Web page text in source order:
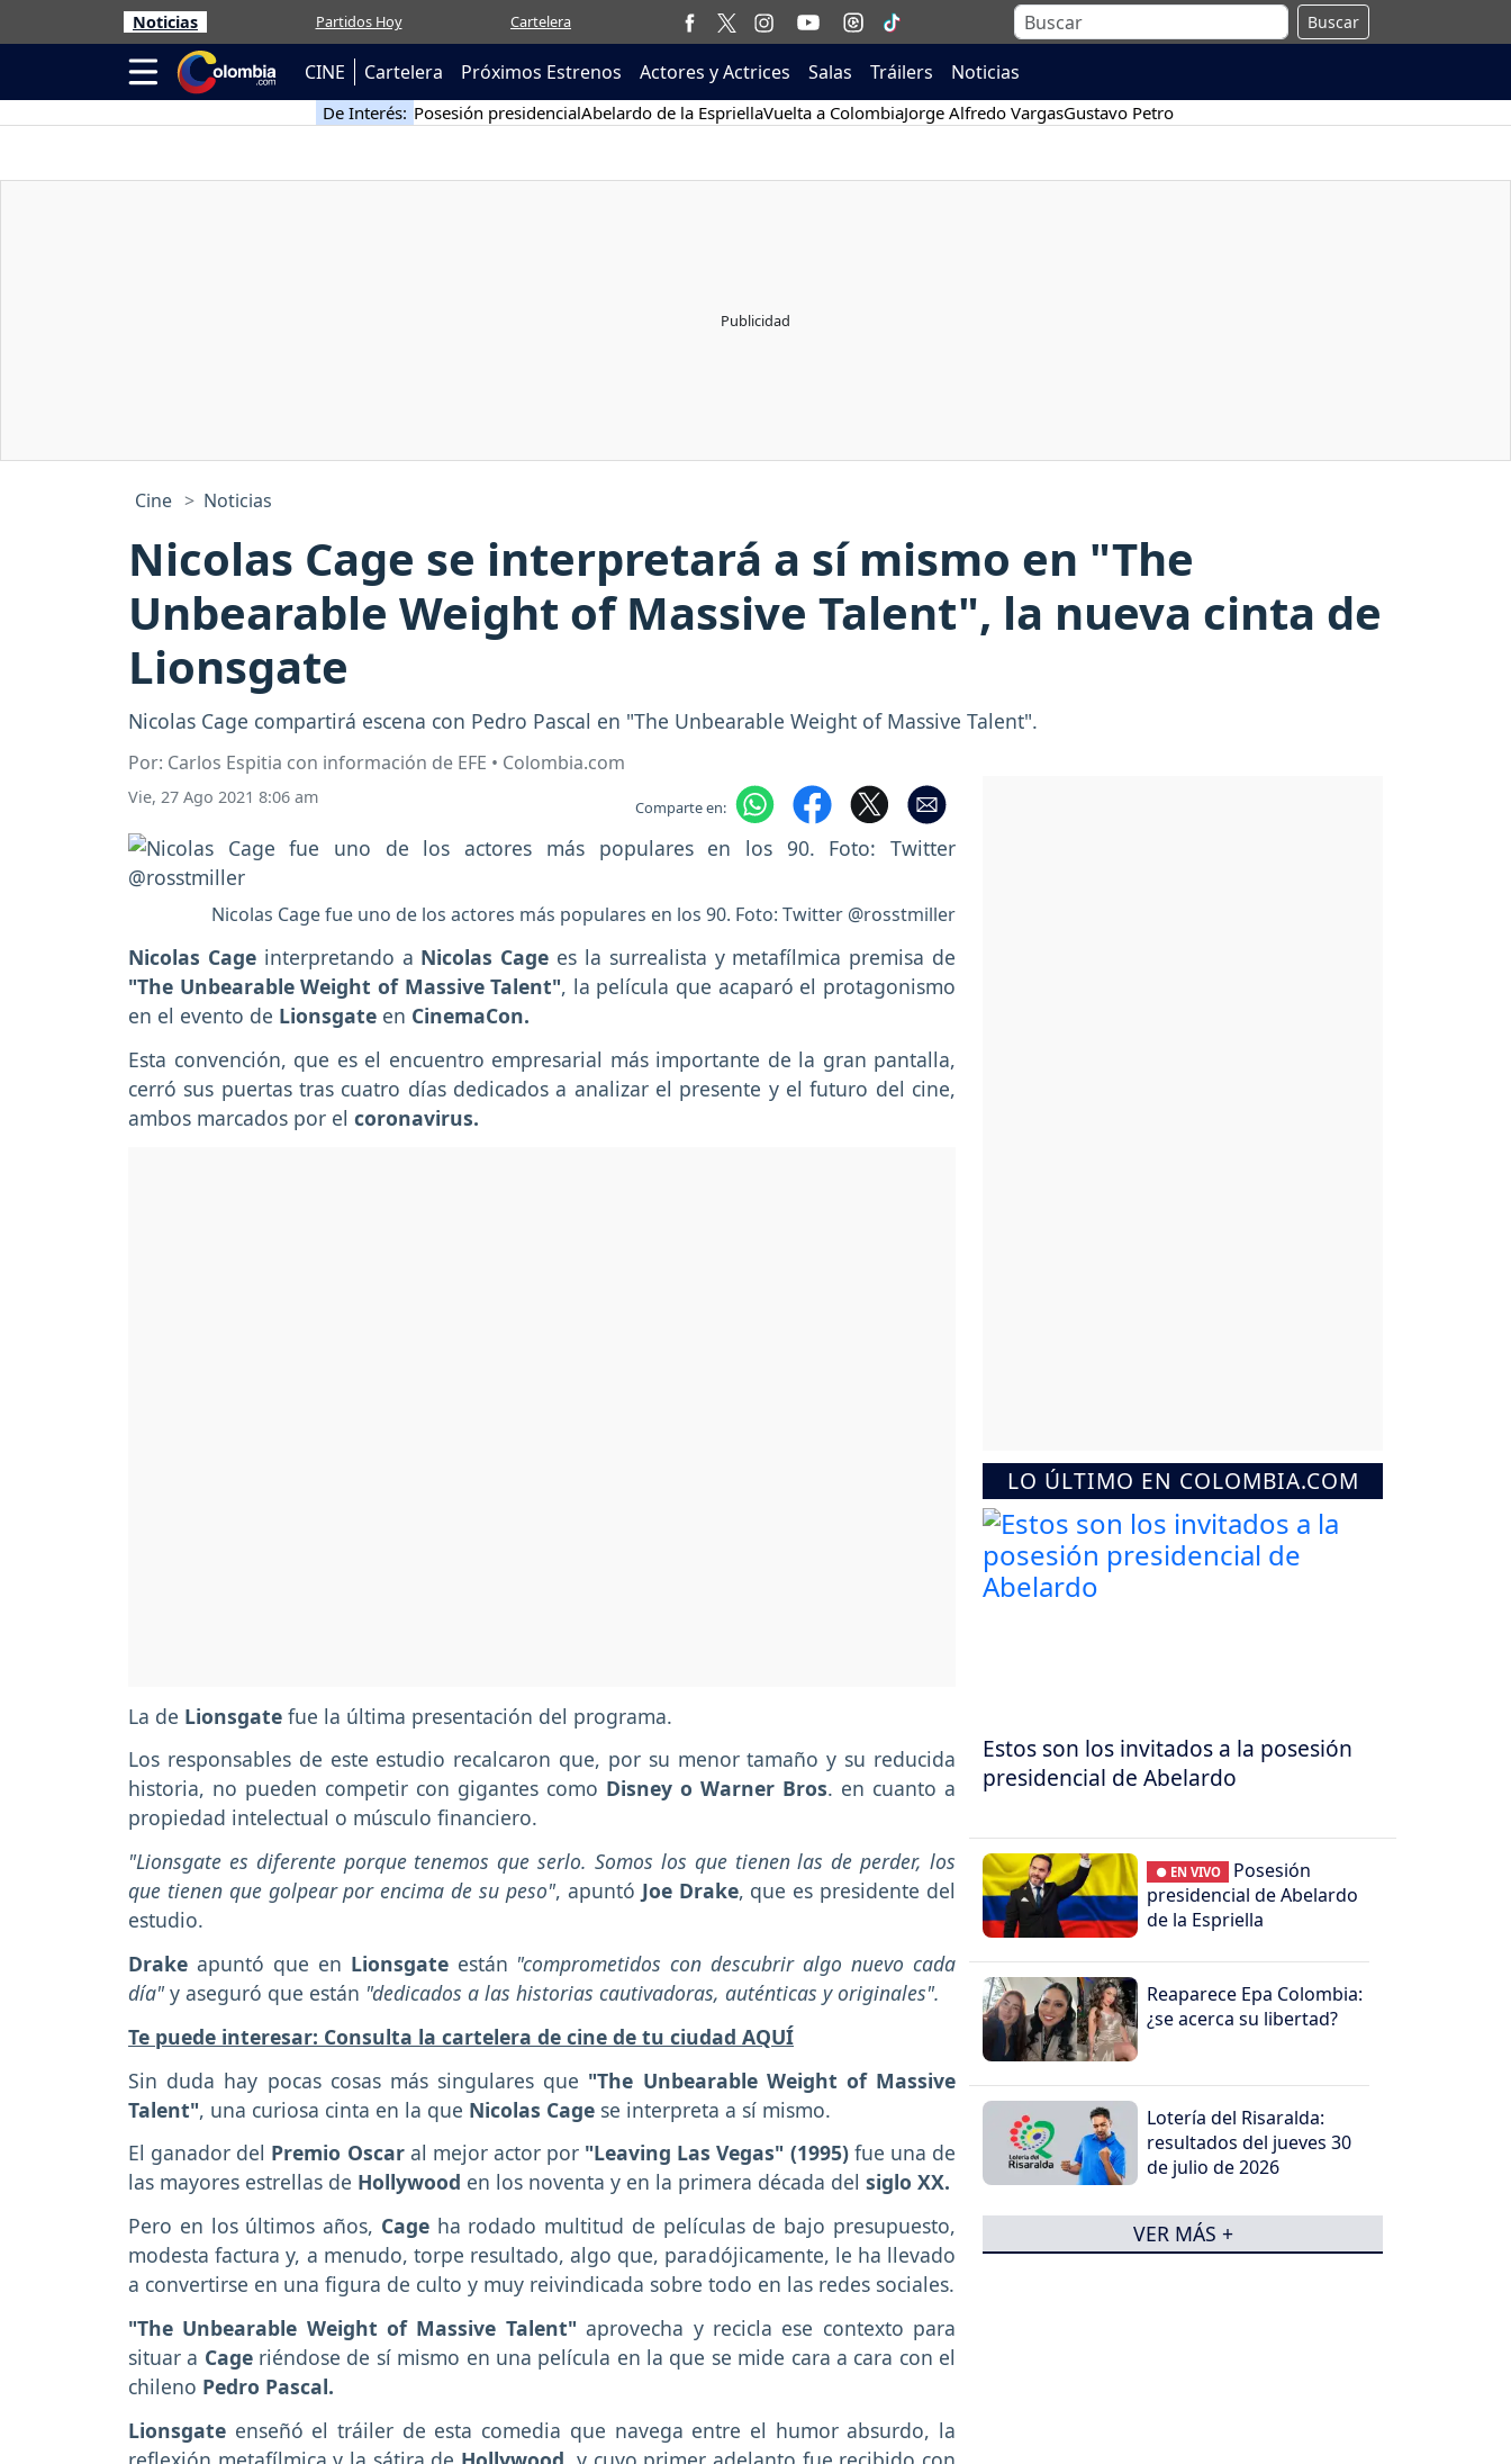
Noticias Partidos Hoy Cartelera Buscar
CINE Cartelera Próximos Estrenos Actores y Actrices Salas Tráilers Noticias
De Interés: Posesión presidencialAbelardo de la EspriellaVuelta a ColombiaJorge Alfredo VargasGustavo Petro
Cine Noticias
Nicolas Cage se interpretará a sí mismo en "The
Unbearable Weight of Massive Talent", la nueva cinta de
Lionsgate
Nicolas Cage compartirá escena con Pedro Pascal en "The Unbearable Weight of Massive Talent".
Por: Carlos Espitia con información de EFE • Colombia.com
Vie, 27 Ago 2021 8:06 am Comparte en:
Nicolas Cage fue uno de los actores más populares en los 90. Foto: Twitter @rosstmiller
Nicolas Cage interpretando a Nicolas Cage es la surrealista y metafílmica premisa de
"The Unbearable Weight of Massive Talent", la película que acaparó el protagonismo
en el evento de Lionsgate en CinemaCon.
Esta convención, que es el encuentro empresarial más importante de la gran pantalla,
cerró sus puertas tras cuatro días dedicados a analizar el presente y el futuro del cine,
ambos marcados por el coronavirus.
La de Lionsgate fue la última presentación del programa.
Los responsables de este estudio recalcaron que, por su menor tamaño y su reducida
historia, no pueden competir con gigantes como Disney o Warner Bros. en cuanto a
propiedad intelectual o músculo financiero.
"Lionsgate es diferente porque tenemos que serlo. Somos los que tienen las de perder, los
que tienen que golpear por encima de su peso", apuntó Joe Drake, que es presidente del
estudio.
Drake apuntó que en Lionsgateestán "comprometidos con descubrir algo nuevo cada
día" y aseguró que están "dedicados a las historias cautivadoras, auténticas y originales".
Te puede interesar: Consulta la cartelera de cine de tu ciudad AQUÍ
Sin duda hay pocas cosas más singulares que "The Unbearable Weight of Massive
Talent", una curiosa cinta en la que Nicolas Cage se interpreta a sí mismo.
El ganador del Premio Oscar al mejor actor por "Leaving Las Vegas" (1995)fue una de
las mayores estrellas de Hollywood en los noventa y en la primera década del siglo XX.
Pero en los últimos años, Cage ha rodado multitud de películas de bajo presupuesto,
modesta factura y, a menudo, torpe resultado, algo que, paradójicamente, le ha llevado
a convertirse en una figura de culto y muy reivindicada sobre todo en las redes sociales.
"The Unbearable Weight of Massive Talent"aprovecha y recicla ese contexto para
situar a Cageriéndose de sí mismo en una película en la que se mide cara a cara con el
chileno Pedro Pascal.
Lionsgate enseñó el tráiler de esta comedia que navega entre el humor absurdo, la
LO ÚLTIMO EN COLOMBIA.COM
Estos son los invitados a la posesión
presidencial de Abelardo
● EN VIVO
Posesión
presidencial de Abelardo
de la Espriella
Reaparece Epa Colombia:
¿se acerca su libertad?
Lotería del Risaralda:
resultados del jueves 30
de julio de 2026
VER MÁS +